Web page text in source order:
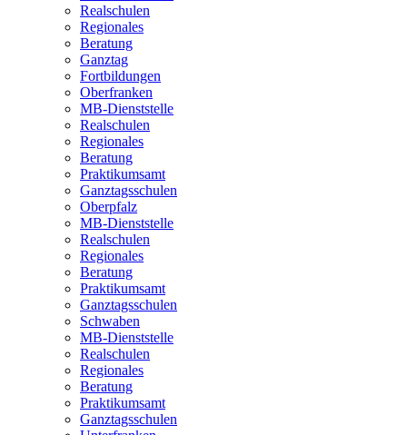
Realschulen
Regionales
Beratung
Ganztag
Fortbildungen
Oberfranken
MB-Dienststelle
Realschulen
Regionales
Beratung
Praktikumsamt
Ganztagsschulen
Oberpfalz
MB-Dienststelle
Realschulen
Regionales
Beratung
Praktikumsamt
Ganztagsschulen
Schwaben
MB-Dienststelle
Realschulen
Regionales
Beratung
Praktikumsamt
Ganztagsschulen